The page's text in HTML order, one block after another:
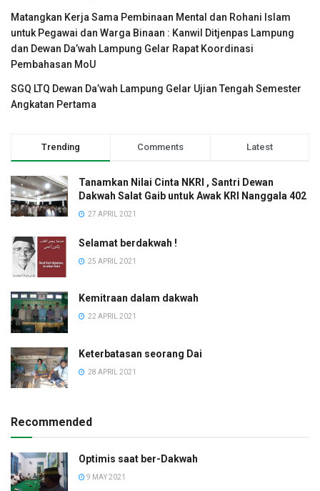
Matangkan Kerja Sama Pembinaan Mental dan Rohani Islam
untuk Pegawai dan Warga Binaan : Kanwil Ditjenpas Lampung
dan Dewan Da’wah Lampung Gelar Rapat Koordinasi
Pembahasan MoU
SGQ LTQ Dewan Da’wah Lampung Gelar Ujian Tengah Semester
Angkatan Pertama
Trending Comments Latest
Tanamkan Nilai Cinta NKRI , Santri Dewan
Dakwah Salat Gaib untuk Awak KRI Nanggala 402
27 APRIL 2021
Selamat berdakwah !
25 APRIL 2021
Kemitraan dalam dakwah
22 APRIL 2021
Keterbatasan seorang Dai
28 APRIL 2021
Recommended
Optimis saat ber-Dakwah
9 MAY 2021